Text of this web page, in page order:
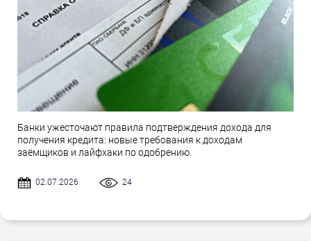
Банки ужесточают правила подтверждения дохода для
получения кредита: новые требования к доходам
заёмщиков и лайфхаки по одобрению.
02.07.2026 24